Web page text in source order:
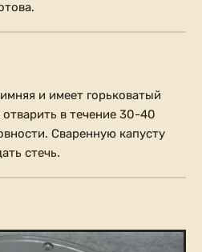
и имеет горьковатый
в течение 30-40
Сваренную капусту
стечь.